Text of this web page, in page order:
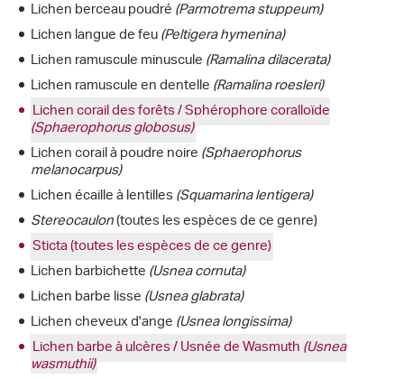
Lichen berceau poudré(Parmotrema stuppeum)
Lichen langue de feu(Peltigera hymenina)
Lichen ramuscule minuscule(Ramalina dilacerata)
Lichen ramuscule en dentelle(Ramalina roesleri)
Lichen corail des forêts / Sphérophore coralloïde
(Sphaerophorus globosus)
Lichen corail à poudre noire(Sphaerophorus
melanocarpus)
Lichen écaille à lentilles(Squamarina lentigera)
Stereocaulon(toutes les espèces de ce genre)
Sticta (toutes les espèces de ce genre)
Lichen barbichette(Usnea cornuta)
Lichen barbe lisse(Usnea glabrata)
Lichen cheveux d'ange(Usnea longissima)
Lichen barbe à ulcères / Usnée de Wasmuth(Usnea
wasmuthii)